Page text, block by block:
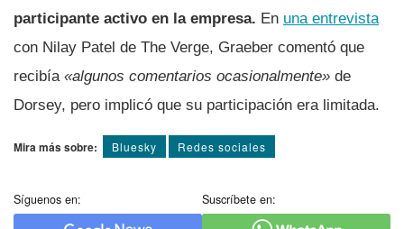
participante activo en la empresa. En una entrevista
con Nilay Patel de The Verge, Graeber comentó que
recibía «algunos comentarios ocasionalmente» de
Dorsey, pero implicó que su participación era limitada.
Mira más sobre: Bluesky Redes sociales
Síguenos en: Suscríbete en: